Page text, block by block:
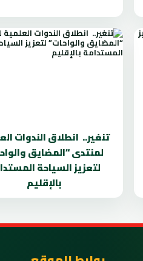
تنغير.. انطلاق الندوات
لمنتدى “المضايق
لتعزيز السياحة
بالإقليم